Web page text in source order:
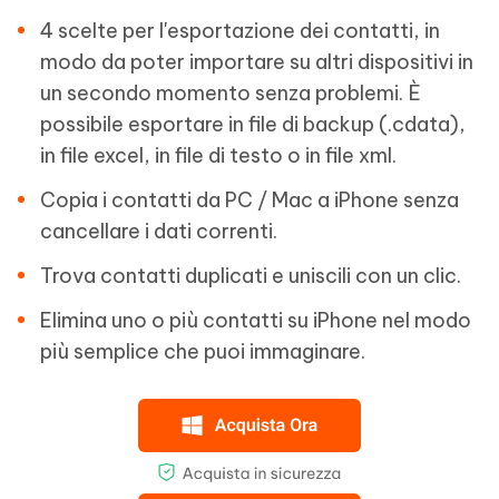
4 scelte per l'esportazione dei contatti, in
modo da poter importare su altri dispositivi in
un secondo momento senza problemi. È
possibile esportare in file di backup (.cdata),
in file excel, in file di testo o in file xml.
Copia i contatti da PC / Mac a iPhone senza
cancellare i dati correnti.
Trova contatti duplicati e uniscili con un clic.
Elimina uno o più contatti su iPhone nel modo
più semplice che puoi immaginare.